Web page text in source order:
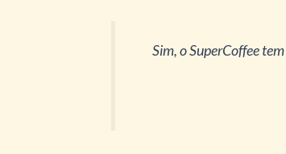
Sim, o SuperCoffee tem